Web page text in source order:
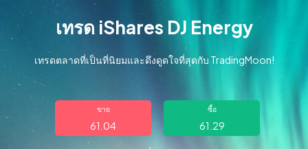
เกี่ยวกับเรา
การซื้อขาย
เทรด iShares DJ Energy
เทรดตลาดที่เป็นที่นิยมและดึงดูดใจที่สุดกับ TradingMoon!
ขาย
61.04
ซื้อ
61.29